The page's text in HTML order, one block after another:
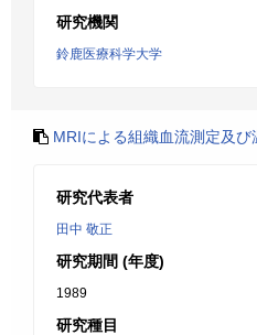
研究機関
鈴鹿医療科学大学
MRIによる組織血流測定及
研究代表者
田中 敬正
研究期間 (年度)
1989
研究種目